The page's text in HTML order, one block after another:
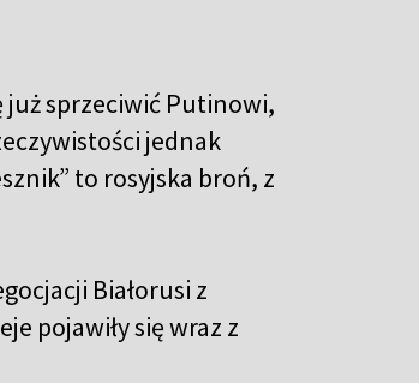
sprzeciwić Putinowi,
jednak
to rosyjska broń, z
Białorusi z
pojawiły się wraz z